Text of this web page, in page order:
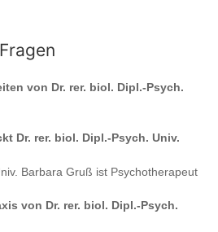
von Dr. rer. biol. Dipl.-Psych.
Dr. rer. biol. Dipl.-Psych. Univ.
Barbara Gruß ist Psychotherapeut
von Dr. rer. biol. Dipl.-Psych.